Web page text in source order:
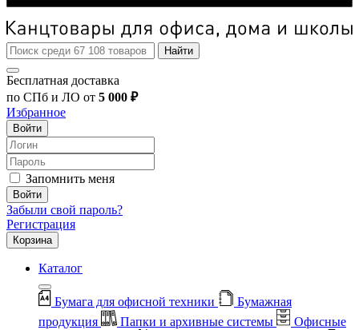
Найти
Бесплатная доставка
по СПб и ЛО от 5 000 ₽
Избранное
Войти
Запомнить меня
Войти
Забыли свой пароль?
Регистрация
Корзина
Каталог
Бумага для офисной техники
Бумажная
продукция
Папки и архивные системы
Офисные